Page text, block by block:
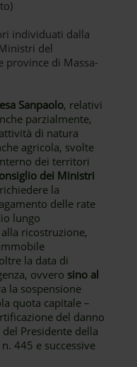
individuati dalla
del
province di Massa-
Sanpaolo, relativi
parzialmente,
di natura
agricola, svolte
dei territori
dei Ministri
la
delle rate
lungo
ricostruzione,
la data di
ovvero sino al
la sospensione
quota capitale –
del danno
Presidente della
445 e successive